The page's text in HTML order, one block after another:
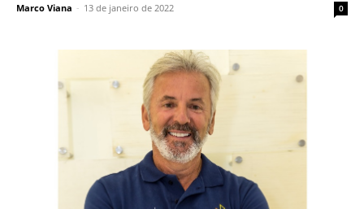
Marco Viana - 13 de janeiro de 2022 0